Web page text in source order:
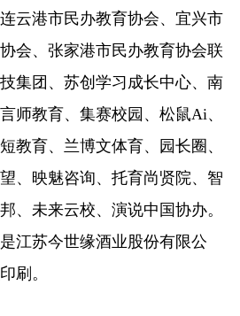
云港市民办教育协会、宜兴市
会、张家港市民办教育协会联
集团、苏创学习成长中心、南
师教育、集赛校园、松鼠Ai、
教育、兰博文体育、园长圈、
、映魅咨询、托育尚贤院、智
、未来云校、演说中国协办。
江苏今世缘酒业股份有限公
刷。